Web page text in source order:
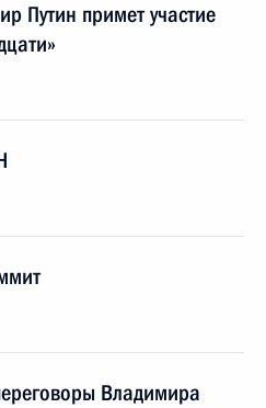
Путин примет участие
Владимира